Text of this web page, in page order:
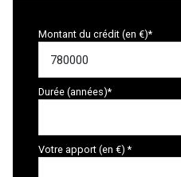
Montant du crédit (en €)*
Durée (années)*
Votre apport (en €) *